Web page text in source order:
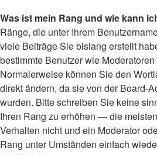
Was ist mein Rang und wie kann
Ränge, die unter Ihrem
viele Beiträge Sie bislang erstellt
bestimmte Benutzer wie
Normalerweise können Sie den
direkt ändern, da sie von der Board-
wurden. Bitte schreiben Sie keine
Ihren Rang zu erhöhen — die
Verhalten nicht und ein Moderator
Rang unter Umständen einfach